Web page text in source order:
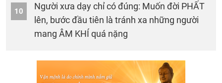
10
Người xưa dạy chỉ có đúng: Muốn đời PHẤT
lên, bước đầu tiên là tránh xa những người
mang ÂM KHÍ quá nặng